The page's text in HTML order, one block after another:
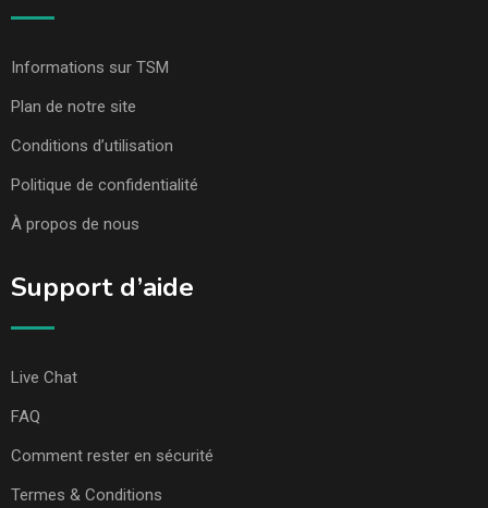
Informations sur TSM
Plan de notre site
Conditions d’utilisation
Politique de confidentialité
À propos de nous
Support d’aide
Live Chat
FAQ
Comment rester en sécurité
Termes & Conditions